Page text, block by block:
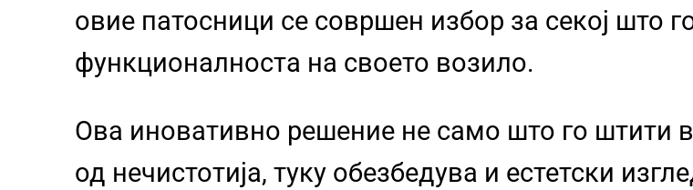
овие патосници се совршен избор за секој што
функционалноста на своето возило.
Ова иновативно решение не само што го штити
од нечистотија, туку обезбедува и естетски